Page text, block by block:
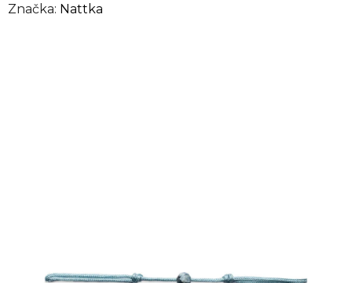
Značka: Nattka